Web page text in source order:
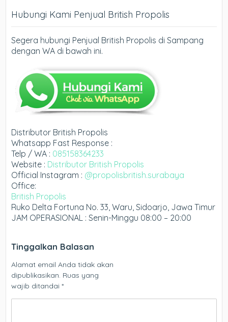
Hubungi Kami Penjual British Propolis
Segera hubungi Penjual British Propolis di Sampang
dengan WA di bawah ini.
Distributor British Propolis
Whatsapp Fast Response :
Telp / WA : 085158364233
Website : Distributor British Propolis
Official Instagram : @propolisbritish.surabaya
Office:
British Propolis
Ruko Delta Fortuna No. 33, Waru, Sidoarjo, Jawa Timur
JAM OPERASIONAL : Senin-Minggu 08:00 – 20:00
Tinggalkan Balasan
Alamat email Anda tidak akan
dipublikasikan. Ruas yang
wajib ditandai*